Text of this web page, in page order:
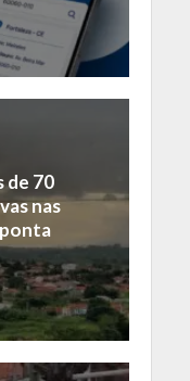
de 70
nas